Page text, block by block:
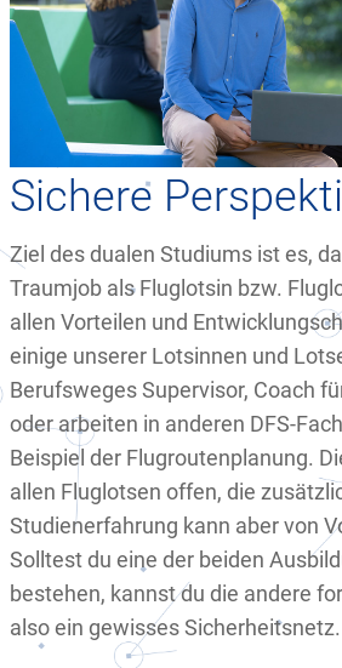
Sichere
Ziel des dualen Studiums ist es,
Traumjob als Fluglotsin bzw.
allen Vorteilen und
einige unserer Lotsinnen und
Berufsweges Supervisor, Coach
oder arbeiten in anderen DFS-
Beispiel der Flugroutenplanung.
allen Fluglotsen offen, die
Studienerfahrung kann aber von
Solltest du eine der beiden
bestehen, kannst du die andere
also ein gewisses Sicherheitsnetz.